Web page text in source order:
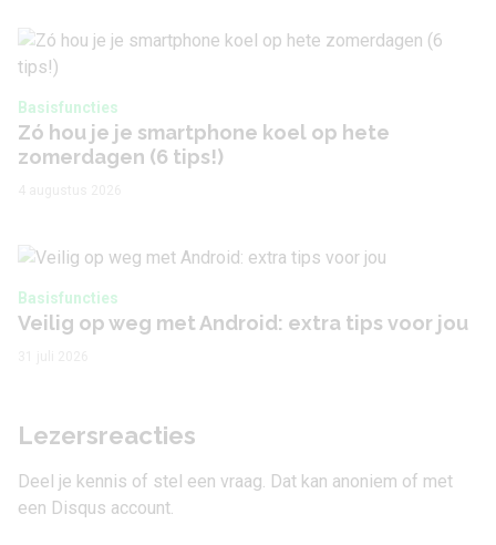
Basisfuncties
Zó hou je je smartphone koel op hete
zomerdagen (6 tips!)
Basisfuncties
Veilig op weg met Android: extra tips voor jou
Lezersreacties
Deel je kennis of stel een vraag. Dat kan anoniem of met
een Disqus account.